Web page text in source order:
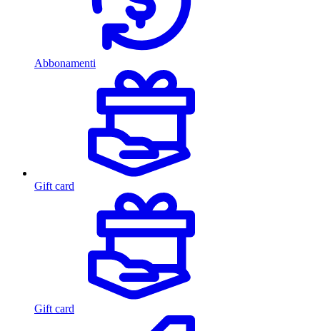
Abbonamenti
Gift card
Gift card